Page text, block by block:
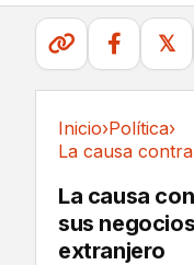
𝕏
Inicio›Política›
La causa
sus
extranjero